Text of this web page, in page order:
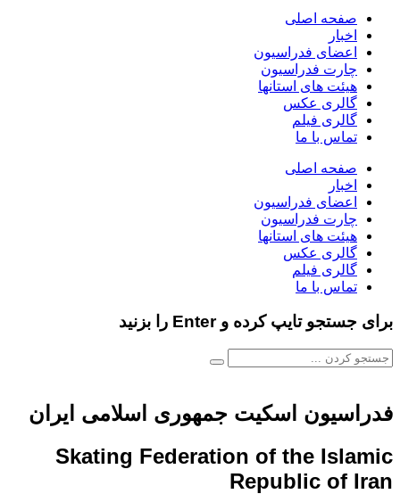
صفحه اصلی
اخبار
اعضای فدراسیون
چارت فدراسیون
هیئت های استانها
گالری عکس
گالری فیلم
تماس با ما
صفحه اصلی
اخبار
اعضای فدراسیون
چارت فدراسیون
هیئت های استانها
گالری عکس
گالری فیلم
تماس با ما
برای جستجو تایپ کرده و Enter را بزنید
فدراسیون اسکیت جمهوری اسلامی ایران
Skating Federation of the Islamic
Republic of Iran